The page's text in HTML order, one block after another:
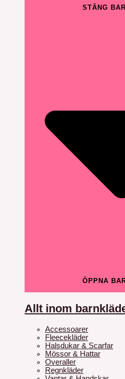
STÄNG
ÖPPNA
Allt inom
Accessoarer
Fleecekläder
Halsdukar & Scarfar
Mössor & Hattar
Overaller
Regnkläder